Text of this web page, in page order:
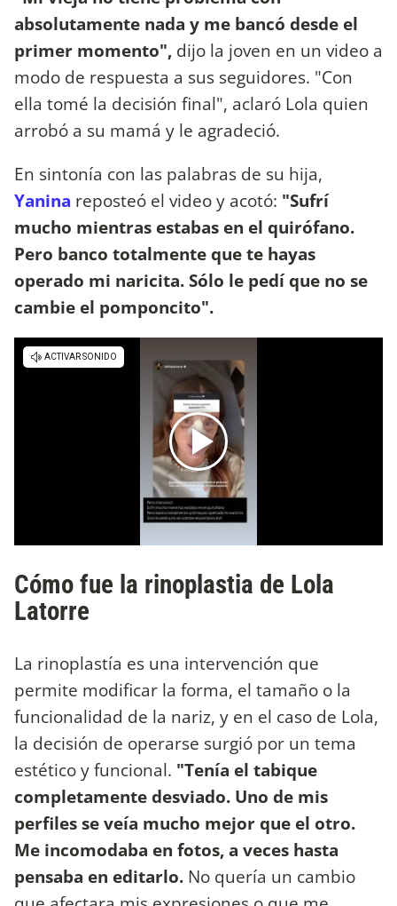
absolutamente nada y me bancó desde el
primer momento", dijo la joven en un video a
modo de respuesta a sus seguidores. "Con
ella tomé la decisión final", aclaró Lola quien
arrobó a su mamá y le agradeció.
En sintonía con las palabras de su hija,
Yanina reposteó el video y acotó: "Sufrí
mucho mientras estabas en el quirófano.
Pero banco totalmente que te hayas
operado mi naricita. Sólo le pedí que no se
cambie el pomponcito".
Cómo fue la rinoplastia de Lola
Latorre
La rinoplastía es una intervención que
permite modificar la forma, el tamaño o la
funcionalidad de la nariz, y en el caso de Lola,
la decisión de operarse surgió por un tema
estético y funcional. "Tenía el tabique
completamente desviado. Uno de mis
perfiles se veía mucho mejor que el otro.
Me incomodaba en fotos, a veces hasta
pensaba en editarlo. No quería un cambio